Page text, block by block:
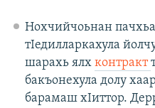
Нохчийчоьнан
тIедилларкахула
шарахь ялх контракт
бакъонехула долу
барамаш хIиттор.